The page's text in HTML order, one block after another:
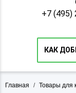
+7 (495)
КАК
Главная / Товары для